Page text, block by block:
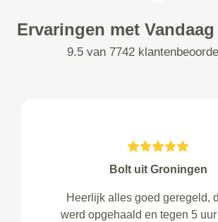
Ervaringen met
9.5 van 7742
Bolt uit Groningen
Heerlijk alles goed geregeld,
werd opgehaald en tegen 5